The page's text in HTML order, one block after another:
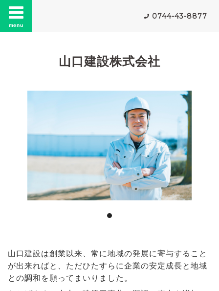
menu
0744-43-8877
山口建設株式会社
山口建設は創業以来、常に地域の発展に寄与すること
が出来ればと、ただひたすらに企業の安定成長と地域
との調和を願ってまいりました。